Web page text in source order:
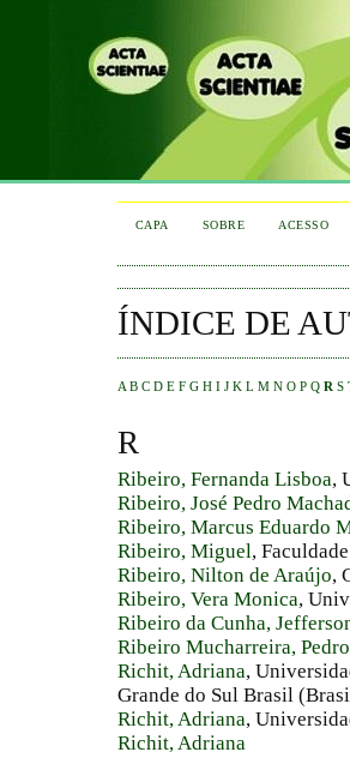
CAPA SOBRE ACESSO
ÍNDICE DE
A B C D E F G H I J K L M N O P Q R S
R
Ribeiro, Fernanda Lisboa,
Ribeiro, José Pedro
Ribeiro, Marcus Eduardo
Ribeiro, Miguel,
Ribeiro, Nilton de Araújo,
Ribeiro, Vera Monica,
Ribeiro da Cunha,
Ribeiro Mucharreira, Pedro
Richit, Adriana,
Grande do Sul Brasil
Richit, Adriana,
Richit, Adriana